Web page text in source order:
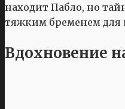
находит Пабло, но
тяжким бременем для
Вдохновение